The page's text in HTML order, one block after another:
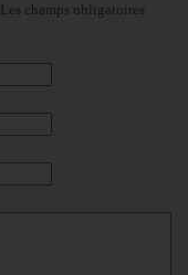
Les champs obligatoires